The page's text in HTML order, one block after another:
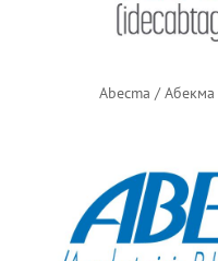
Abecma / Абекма